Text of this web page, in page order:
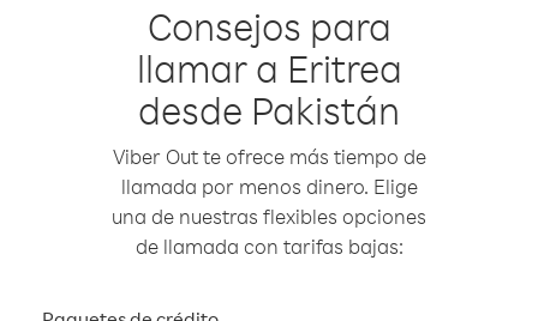
Consejos para
llamar a Eritrea
desde Pakistán
Viber Out te ofrece más tiempo de
llamada por menos dinero. Elige
una de nuestras flexibles opciones
de llamada con tarifas bajas: